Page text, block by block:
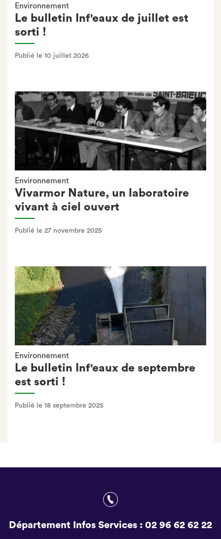
Environnement
Le bulletin Inf'eaux de juillet est
sorti !
Publié le 10 juillet 2026
Environnement
Vivarmor Nature, un laboratoire
vivant à ciel ouvert
Publié le 27 novembre 2025
Environnement
Le bulletin Inf'eaux de septembre
est sorti !
Publié le 18 septembre 2025
Département Infos Services : 02 96 62 62 22